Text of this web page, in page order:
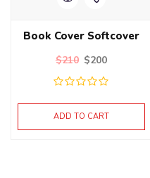
Book Cover Softcover
$210 $200
ADD TO CART